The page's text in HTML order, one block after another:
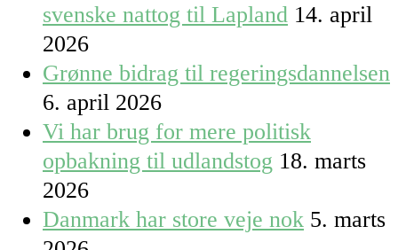
svenske nattog til Lapland 14. april
2026
Grønne bidrag til regeringsdannelsen
6. april 2026
Vi har brug for mere politisk
opbakning til udlandstog 18. marts
2026
Danmark har store veje nok 5. marts